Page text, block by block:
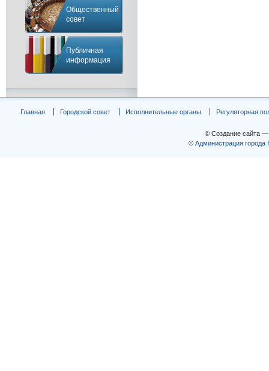
Общественный
совет
Публичная
информация
Главная Городской совет Исполнительные органы Регуляторная
© Создание сайта
© Администрация города